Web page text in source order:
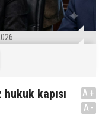
kapısı
A+
A-